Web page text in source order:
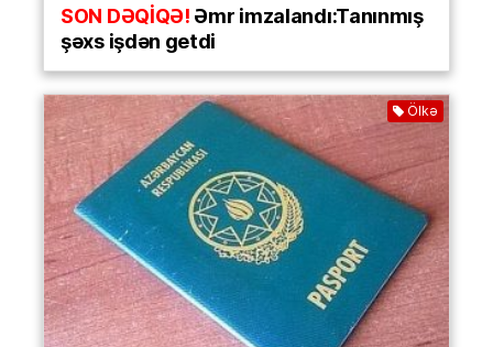
SON DƏQİQƏ!Əmr imzalandı:Tanınmış
şəxs işdən getdi
Ölkə